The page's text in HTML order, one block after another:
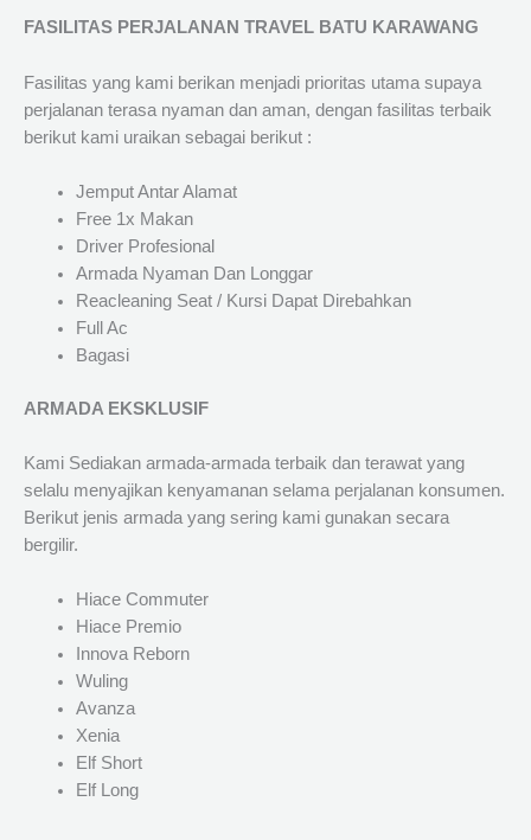
FASILITAS PERJALANAN TRAVEL BATU KARAWANG
Fasilitas yang kami berikan menjadi prioritas utama supaya
perjalanan terasa nyaman dan aman, dengan fasilitas terbaik
berikut kami uraikan sebagai berikut :
Jemput Antar Alamat
Free 1x Makan
Driver Profesional
Armada Nyaman Dan Longgar
Reacleaning Seat / Kursi Dapat Direbahkan
Full Ac
Bagasi
ARMADA EKSKLUSIF
Kami Sediakan armada-armada terbaik dan terawat yang
selalu menyajikan kenyamanan selama perjalanan konsumen.
Berikut jenis armada yang sering kami gunakan secara
bergilir.
Hiace Commuter
Hiace Premio
Innova Reborn
Wuling
Avanza
Xenia
Elf Short
Elf Long